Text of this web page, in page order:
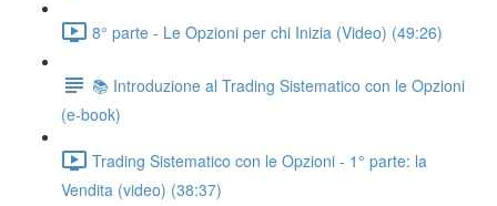
8° parte - Le Opzioni per chi Inizia (Video) (49:26)
📚 Introduzione al Trading Sistematico con le Opzioni
(e-book)
Trading Sistematico con le Opzioni - 1° parte: la
Vendita (video) (38:37)